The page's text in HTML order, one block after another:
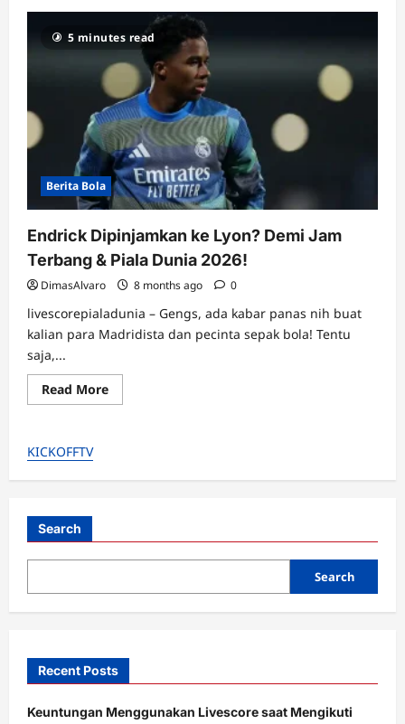
Baru
106
Menit
Langsung
Cedera?
Nasib
Apes
Niclas
Füllkrug
Bikin
AC
Milan
Pusing
Tujuh
Keliling!
5 minutes read
Berita Bola
Endrick Dipinjamkan ke Lyon? Demi Jam
Terbang & Piala Dunia 2026!
DimasAlvaro 8 months ago 0
livescorepialadunia – Gengs, ada kabar panas nih buat
kalian para Madridista dan pecinta sepak bola! Tentu
saja,...
Read MoreRead
more
Demi
Dunia
KICKOFFTV
Search
Search
Recent Posts
Keuntungan Menggunakan Livescore saat Mengikuti